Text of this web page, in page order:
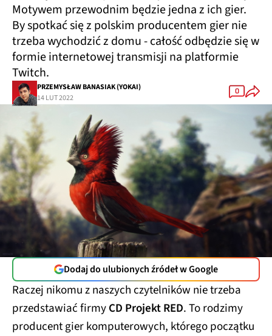
Motywem przewodnim będzie jedna z ich gier.
By spotkać się z polskim producentem gier nie
trzeba wychodzić z domu - całość odbędzie się w
formie internetowej transmisji na platformie
Twitch.
PRZEMYSŁAW BANASIAK (YOKAI)
14 LUT 2022
0
Dodaj do ulubionych źródeł w Google
Raczej nikomu z naszych czytelników nie trzeba
przedstawiać firmyCD Projekt RED. To rodzimy
producent gier komputerowych, którego początku